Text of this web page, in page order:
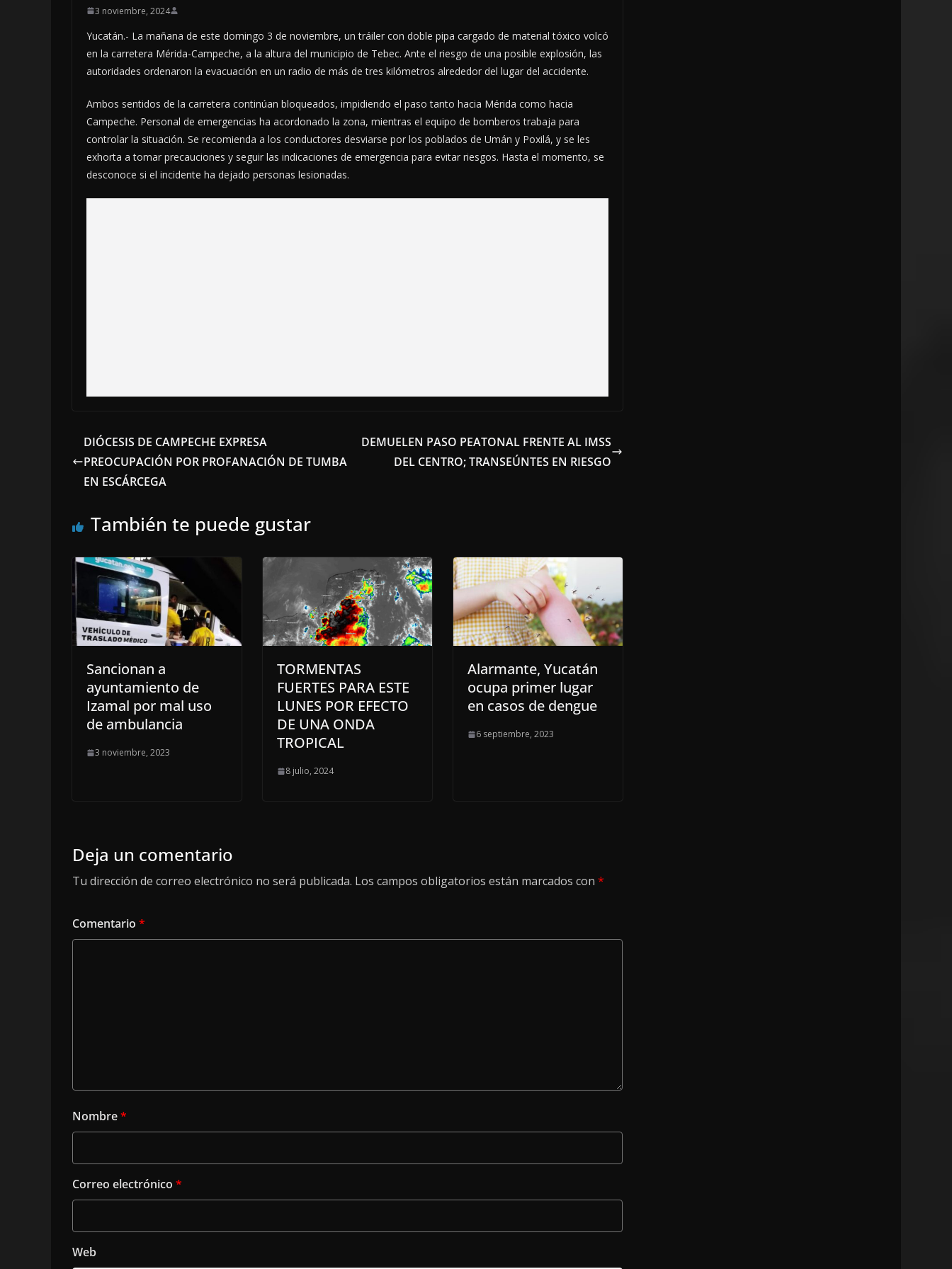
3 noviembre, 2024
Yucatán.- La mañana de este domingo 3 de noviembre, un tráiler con doble pipa cargado de material tóxico volcó
en la carretera Mérida-Campeche, a la altura del municipio de Tebec. Ante el riesgo de una posible explosión, las
autoridades ordenaron la evacuación en un radio de más de tres kilómetros alrededor del lugar del accidente.
Ambos sentidos de la carretera continúan bloqueados, impidiendo el paso tanto hacia Mérida como hacia
Campeche. Personal de emergencias ha acordonado la zona, mientras el equipo de bomberos trabaja para
controlar la situación. Se recomienda a los conductores desviarse por los poblados de Umán y Poxilá, y se les
exhorta a tomar precauciones y seguir las indicaciones de emergencia para evitar riesgos. Hasta el momento, se
desconoce si el incidente ha dejado personas lesionadas.
DIÓCESIS DE CAMPECHE EXPRESA
PREOCUPACIÓN POR PROFANACIÓN DE TUMBA
EN ESCÁRCEGA
DEMUELEN PASO PEATONAL FRENTE AL IMSS
DEL CENTRO; TRANSEÚNTES EN RIESGO
También te puede gustar
Sancionan a
ayuntamiento de
Izamal por mal uso
de ambulancia
3 noviembre, 2023
TORMENTAS
FUERTES PARA ESTE
LUNES POR EFECTO
DE UNA ONDA
TROPICAL
8 julio, 2024
Alarmante, Yucatán
ocupa primer lugar
en casos de dengue
6 septiembre, 2023
Deja un comentario
Tu dirección de correo electrónico no será publicada. Los campos obligatorios están marcados con *
Comentario *
Nombre*
Correo electrónico *
Web